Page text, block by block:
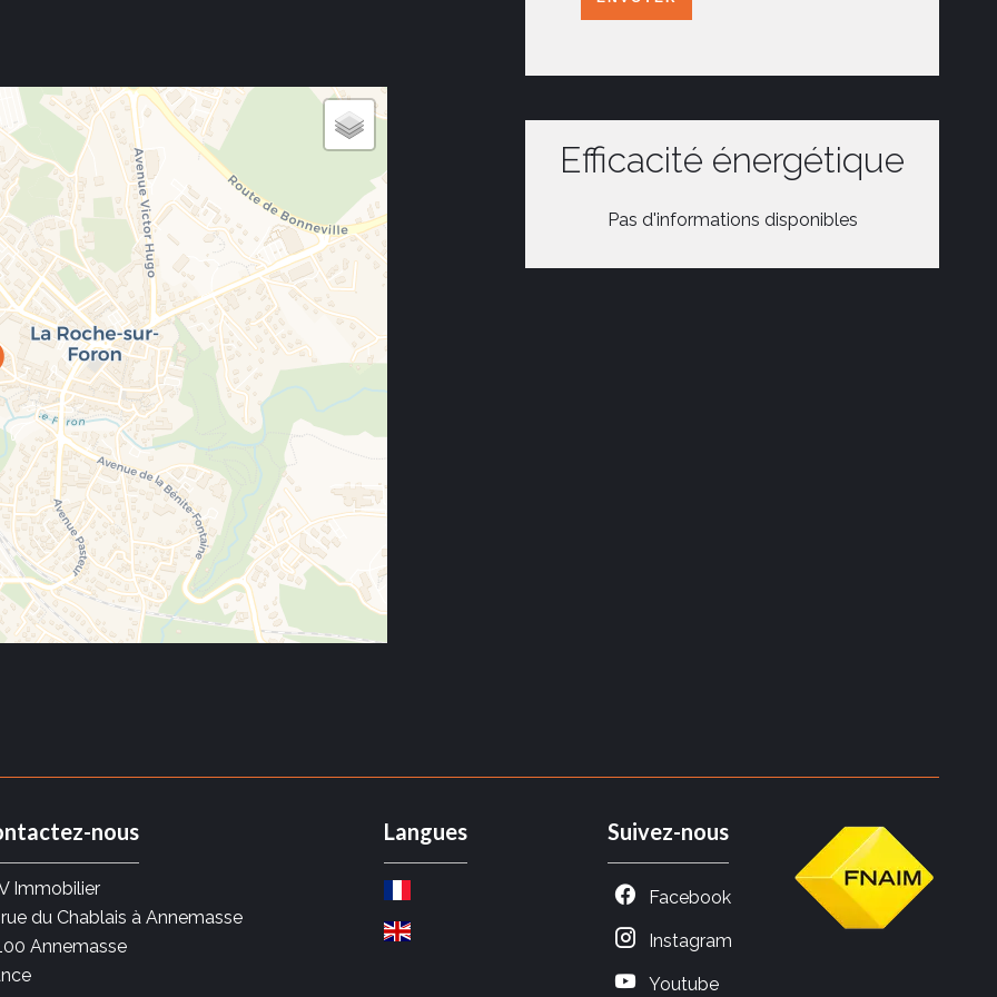
Efficacité énergétique
Pas d'informations disponibles
nous
Immobilier
du Chablais à Annemasse
Annemasse
Langues Suivez-nous
Facebook
Instagram
Youtube